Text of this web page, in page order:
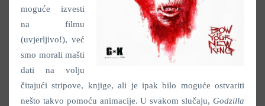
moguće izvesti
na filmu
(uvjerljivo!), već
smo morali mašti
dati na volju
čitajući stripove, knjige, ali je ipak bilo moguće ostvariti
nešto takvo pomoću animacije. U svakom slučaju, Godzilla